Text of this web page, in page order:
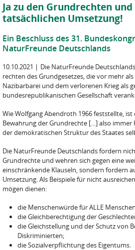
Ja zu den Grundrechten
tatsächlichen Umsetzung!
Ein Beschluss des 31.
NaturFreunde Deutschlands
10.10.2021 | Die NaturFreunde
rechten des Grundgesetzes, die vor mehr als
Nazibarbarei und dem verlorenen Krieg als
bundesrepublikani­schen Gesellschaft
Wie Wolfgang Abendroth 1966 feststellte, ist
Bewahrung der Grundrechte […] also immer
der demokratischen Struk­tur des Staates
Die NaturFreunde Deutschlands fordern
Grundrechte und wehren sich gegen eine
einschränkende Klauseln, sondern fordern
Umsetzung. Als Beispiele für nicht
mögen dienen:
die Menschenwürde für ALLE
die Gleichberechtigung der
die Gleichstellung und der Schutz von
Diskriminierten;
die Sozialverpflichtung des Eigentums.